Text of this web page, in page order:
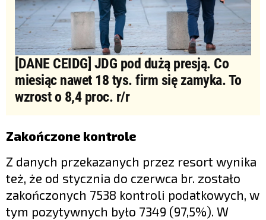
[DANE CEIDG] JDG pod dużą presją. Co
miesiąc nawet 18 tys. firm się zamyka. To
wzrost o 8,4 proc. r/r
Zakończone kontrole
Z danych przekazanych przez resort wynika
też, że od stycznia do czerwca br. zostało
zakończonych 7538 kontroli podatkowych, w
tym pozytywnych było 7349 (97,5%). W